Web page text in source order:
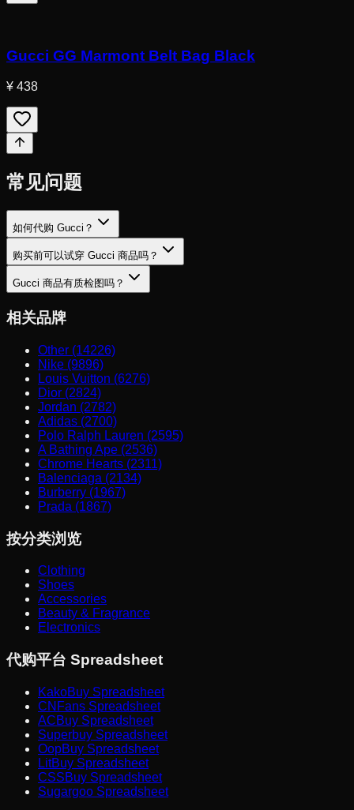
Gucci GG Marmont Belt Bag Black
¥ 438
常见问题
如何代购 Gucci？
购买前可以试穿 Gucci 商品吗？
Gucci 商品有质检图吗？
相关品牌
Other (14226)
Nike (9896)
Louis Vuitton (6276)
Dior (2824)
Jordan (2782)
Adidas (2700)
Polo Ralph Lauren (2595)
A Bathing Ape (2536)
Chrome Hearts (2311)
Balenciaga (2134)
Burberry (1967)
Prada (1867)
按分类浏览
Clothing
Shoes
Accessories
Beauty & Fragrance
Electronics
代购平台 Spreadsheet
KakoBuy Spreadsheet
CNFans Spreadsheet
ACBuy Spreadsheet
Superbuy Spreadsheet
OopBuy Spreadsheet
LitBuy Spreadsheet
CSSBuy Spreadsheet
Sugargoo Spreadsheet